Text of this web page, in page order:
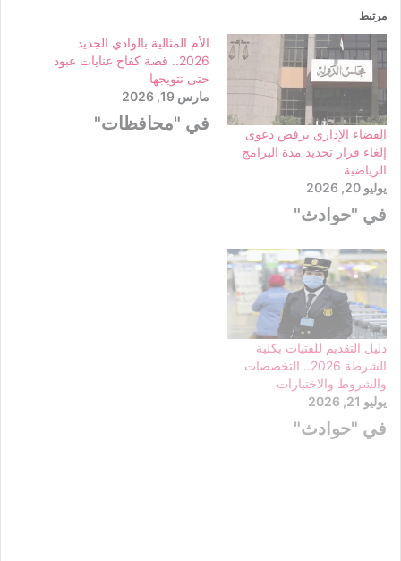
مرتبط
القضاء الإداري يرفض دعوى
إلغاء قرار تحديد مدة البرامج
الرياضية
يوليو 20, 2026
في "حوادث"
الأم المثالية بالوادي الجديد
2026.. قصة كفاح عنايات عبود
حتى تتويجها
مارس 19, 2026
في "محافظات"
دليل التقديم للفتيات بكلية
الشرطة 2026.. التخصصات
والشروط والاختبارات
يوليو 21, 2026
في "حوادث"